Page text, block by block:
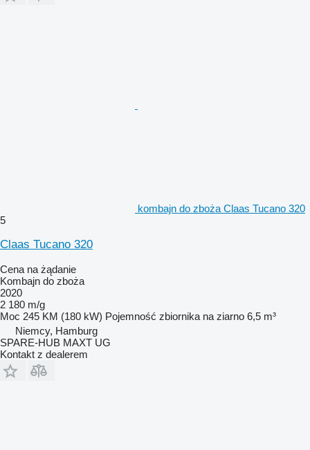
kombajn do zboża Claas Tucano 320
5
Claas Tucano 320
Cena na żądanie
Kombajn do zboża
2020
2 180 m/g
Moc 245 KM (180 kW) Pojemność zbiornika na ziarno 6,5 m³
Niemcy, Hamburg
SPARE-HUB MAXT UG
Kontakt z dealerem